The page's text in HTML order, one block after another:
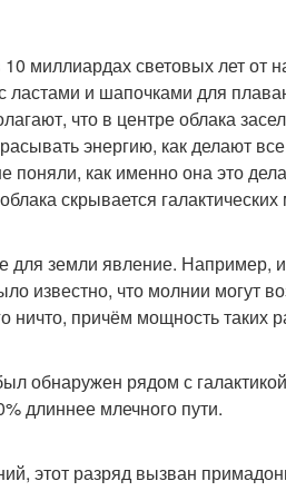
миллиардах световых лет от
и шапочками для
что в центре облака
энергию, как делают
как именно она это
скрывается
для земли явление. Например,
известно, что молнии могут
причём мощность таких
обнаружен рядом с
длиннее млечного пути.
этот разряд вызван